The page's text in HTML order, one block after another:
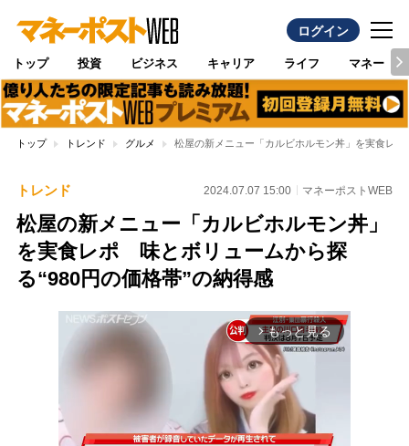
ログイン
トップ 投資 ビジネス キャリア ライフ マネー
トップ トレンド グルメ 松屋の新メニュー「カルビホルモン丼」を実食レ
トレンド 2024.07.07 15:00 マネーポストWEB
松屋の新メニュー「カルビホルモン丼」
を実食レポ 味とボリュームから探
る“980円の価格帯”の納得感
arrow_forward_ios もっと見る